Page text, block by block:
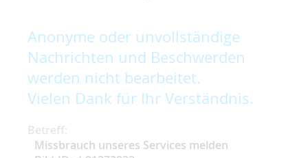
Anonyme oder unvollständige
Nachrichten und Beschwerden
werden nicht bearbeitet.
Vielen Dank für Ihr Verständnis.
Betreff:
Missbrauch unseres Services melden